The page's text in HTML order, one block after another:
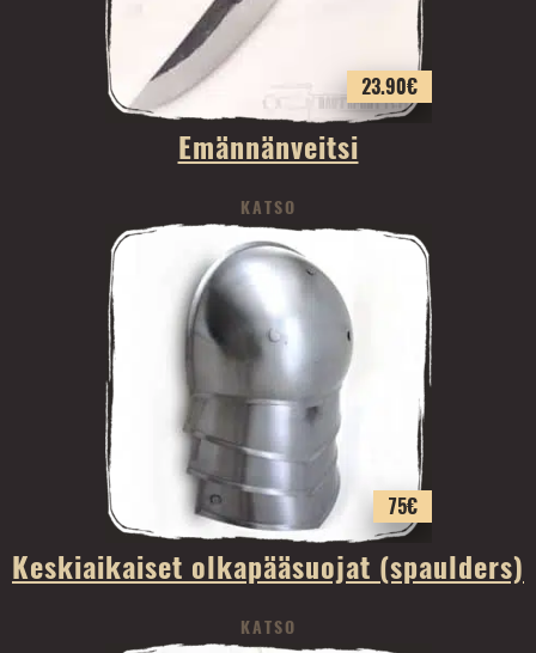
23.90€
Emännänveitsi
KATSO
75€
Keskiaikaiset olkapääsuojat (spaulders)
KATSO